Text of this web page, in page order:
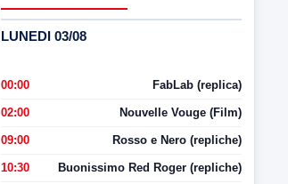
LUNEDI 03/08
00:00 FabLab (replica)
02:00 Nouvelle Vouge (Film)
09:00 Rosso e Nero (repliche)
10:30 Buonissimo Red Roger (repliche)